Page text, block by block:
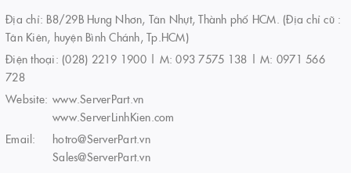
Địa chỉ: B8/29B Hưng Nhơn, Tân Nhựt, Thành phố HCM. (Địa chỉ cũ :
Tân Kiên, huyện Bình Chánh, Tp.HCM)
Điện thoại: (028) 2219 1900 | M: 093 7575 138 | M: 0971 566
728
Website: www.ServerPart.vn
www.ServerLinhKien.com
Email:
hotro@ServerPart.vn
Sales@ServerPart.vn